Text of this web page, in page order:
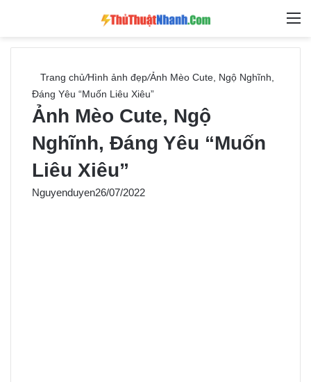
Tìm
Trang chủ/Hình ảnh đẹp/Ảnh Mèo Cute, Ngộ Nghĩnh,
Đáng Yêu “Muốn Liêu Xiêu”
Ảnh Mèo Cute, Ngộ
Nghĩnh, Đáng Yêu “Muốn
Liêu Xiêu”
Nguyenduyen26/07/2022